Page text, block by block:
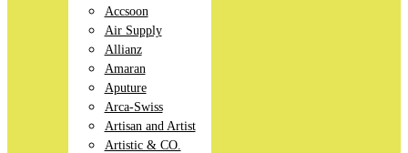
Accsoon
Air Supply
Allianz
Amaran
Aputure
Arca-Swiss
Artisan and Artist
Artistic & CO.